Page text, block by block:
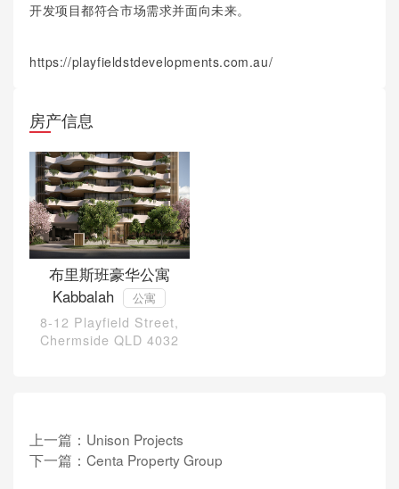
开发项目都符合市场需求并面向未来。
https://playfieldstdevelopments.com.au/
房产信息
布里斯班豪华公寓
Kabbalah
公寓
8-12 Playfield Street,
Chermside QLD 4032
上一篇： Unison Projects
下一篇： Centa Property Group